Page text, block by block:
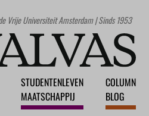
Vrije Universiteit Amsterdam | Sinds 1953
STUDENTENLEVEN
MAATSCHAPPIJ
COLUMN
BLOG